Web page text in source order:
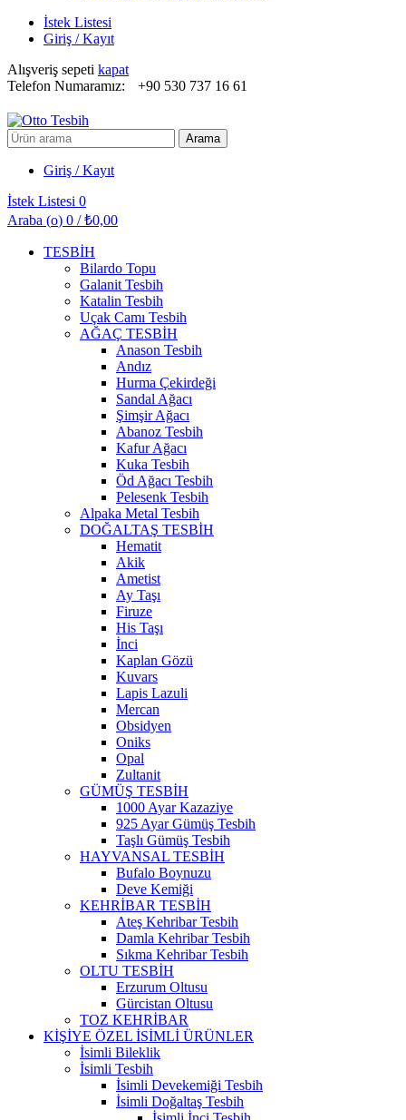
İstek Listesi
Giriş / Kayıt
Alışveriş sepeti kapat
Telefon Numaramız:
+90 530 737 16 61
Arayın: Arama
Giriş / Kayıt
İstek Listesi 0
Araba (o) 0 / ₺0,00
TESBİH
Bilardo Topu
Galanit Tesbih
Katalin Tesbih
Uçak Camı Tesbih
AĞAÇ TESBİH
Anason Tesbih
Andız
Hurma Çekirdeği
Sandal Ağacı
Şimşir Ağacı
Abanoz Tesbih
Kafur Ağacı
Kuka Tesbih
Öd Ağacı Tesbih
Pelesenk Tesbih
Alpaka Metal Tesbih
DOĞALTAŞ TESBİH
Hematit
Akik
Ametist
Ay Taşı
Firuze
His Taşı
İnci
Kaplan Gözü
Kuvars
Lapis Lazuli
Mercan
Obsidyen
Oniks
Opal
Zultanit
GÜMÜŞ TESBİH
1000 Ayar Kazaziye
925 Ayar Gümüş Tesbih
Taşlı Gümüş Tesbih
HAYVANSAL TESBİH
Bufalo Boynuzu
Deve Kemiği
KEHRİBAR TESBİH
Ateş Kehribar Tesbih
Damla Kehribar Tesbih
Sıkma Kehribar Tesbih
OLTU TESBİH
Erzurum Oltusu
Gürcistan Oltusu
TOZ KEHRİBAR
KİŞİYE ÖZEL İSİMLİ ÜRÜNLER
İsimli Bileklik
İsimli Tesbih
İsimli Devekemiği Tesbih
İsimli Doğaltaş Tesbih